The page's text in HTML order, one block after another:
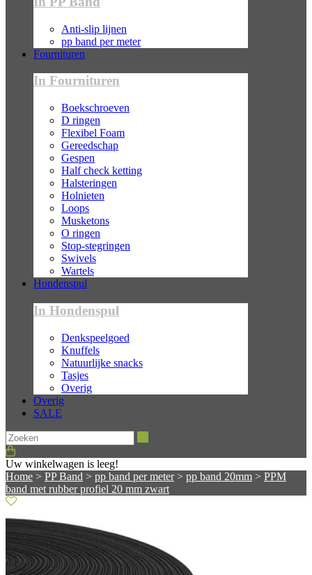
Anti-slip lijnen
pp band per meter
Fournituren
In Fournituren
Boekschroeven
D ringen
Flexibel Foam
Gereedschap
Gespen
Half check ketting
Halsteringen
Holnieten
Loops
Musketons
O ringen
Stop-stegringen
Swivels
Wartels
Hondenspul
In Hondenspul
Denkspeelgoed
Knuffels
Natuurlijke snacks
Tasjes
Overig
Overig
SALE
Uw winkelwagen is leeg!
Home > PP Band > pp band per meter> pp band 20mm > PPM
band met rubber profiel 20 mm zwart